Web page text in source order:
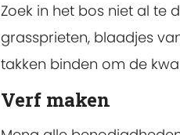
Zoek in het bos niet al te
grassprieten, blaadjes
takken binden om de
Verf maken